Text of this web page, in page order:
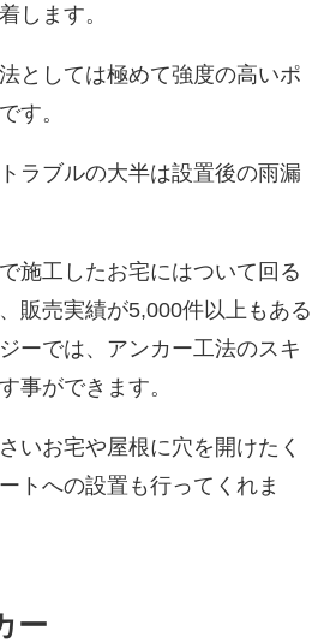
します。
としては極めて強度の高いポ
す。
ラブルの大半は設置後の雨漏
施工したお宅にはついて回る
販売実績が5,000件以上もある
ーでは、アンカー工法のスキ
事ができます。
いお宅や屋根に穴を開けたく
トへの設置も行ってくれま
ー